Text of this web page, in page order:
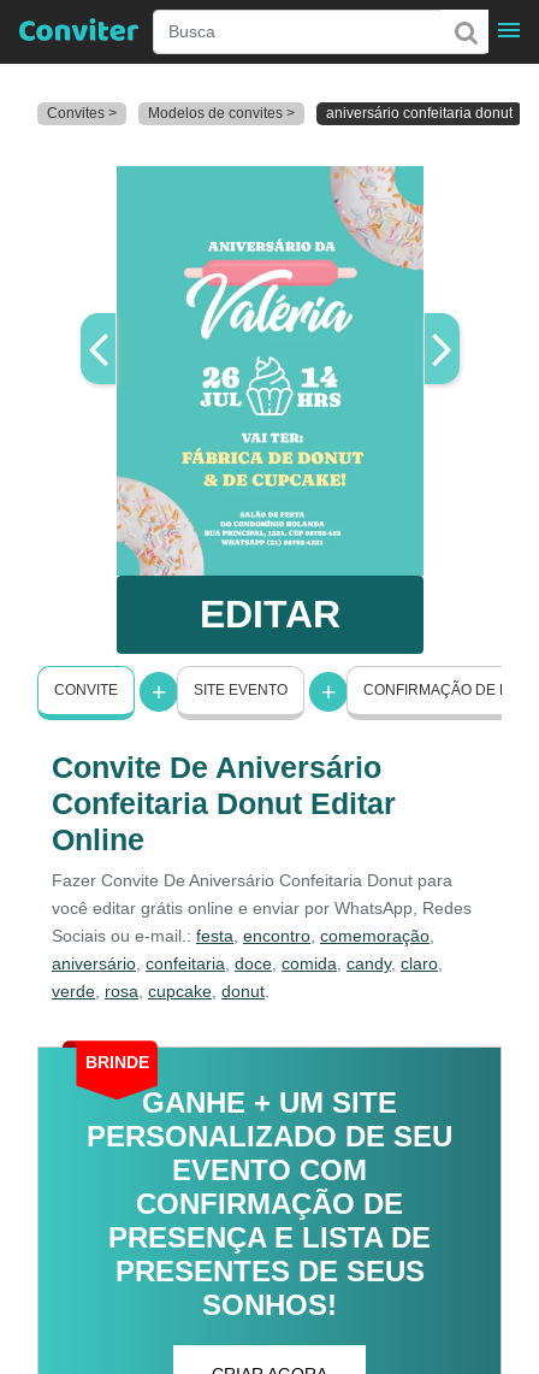
Convites > Modelos de convites > aniversário confeitaria donut
EDITAR
CONVITE SITE EVENTO CONFIRMAÇÃO DE
Convite De Aniversário
Confeitaria Donut Editar
Online
Fazer Convite De Aniversário Confeitaria Donut para
você editar grátis online e enviar por WhatsApp, Redes
Sociais ou e-mail.: festa encontro comemoração
aniversário confeitaria doce comida candy, claro
verde rosa cupcake donut
BRINDE
GANHE + UM SITE
PERSONALIZADO DE SEU
EVENTO COM
CONFIRMAÇÃO DE
PRESENÇA E LISTA DE
PRESENTES DE SEUS
SONHOS!